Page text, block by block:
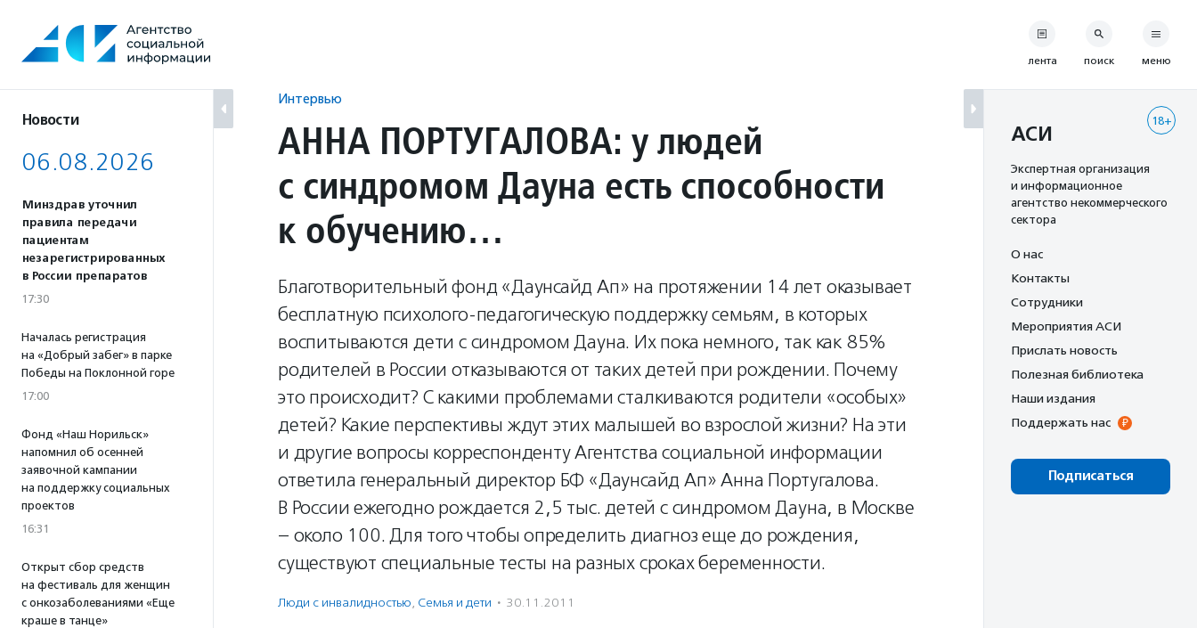
содержанию
Новости
06.08.2026
Минздрав уточнил
правила передачи
пациентам
незарегистрированных
в России препаратов
17:30
Началась регистрация
на «Добрый забег» в парке
Победы на Поклонной горе
17:00
Фонд «Наш Норильск»
напомнил об осенней
заявочной кампании
на поддержку социальных
проектов
16:31
Открыт сбор средств
на фестиваль для женщин
с онкозаболеваниями «Еще
краше в танце»
Интервью
АННА ПОРТУГАЛОВА: у людей
с синдромом Дауна есть способности
к обучению…
Благотворительный фонд «Даунсайд Ап» на протяжении 14 лет оказывает
бесплатную психолого-педагогическую поддержку семьям, в которых
воспитываются дети с синдромом Дауна. Их пока немного, так как 85%
родителей в России отказываются от таких детей при рождении. Почему
это происходит? С какими проблемами сталкиваются родители «особых»
детей? Какие перспективы ждут этих малышей во взрослой жизни? На эти
и другие вопросы корреспонденту Агентства социальной информации
ответила генеральный директор БФ «Даунсайд Ап» Анна Португалова.
В России ежегодно рождается 2,5 тыс. детей с синдромом Дауна, в Москве
– около 100. Для того чтобы определить диагноз еще до рождения,
существуют специальные тесты на разных сроках беременности.
Люди с инвалидностью, Семья и дети · 30.11.2011
лента поиск меню
18+
АСИ
Экспертная организация
и информационное
агентство некоммерческого
сектора
О нас
Контакты
Сотрудники
Мероприятия АСИ
Прислать новость
Полезная библиотека
Наши издания
Поддержать нас
Подписаться